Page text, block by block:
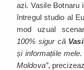
azi. Vasile Botnaru
întregul studio al
mod uzual
100% sigur că
și informațiile
Moldova”,